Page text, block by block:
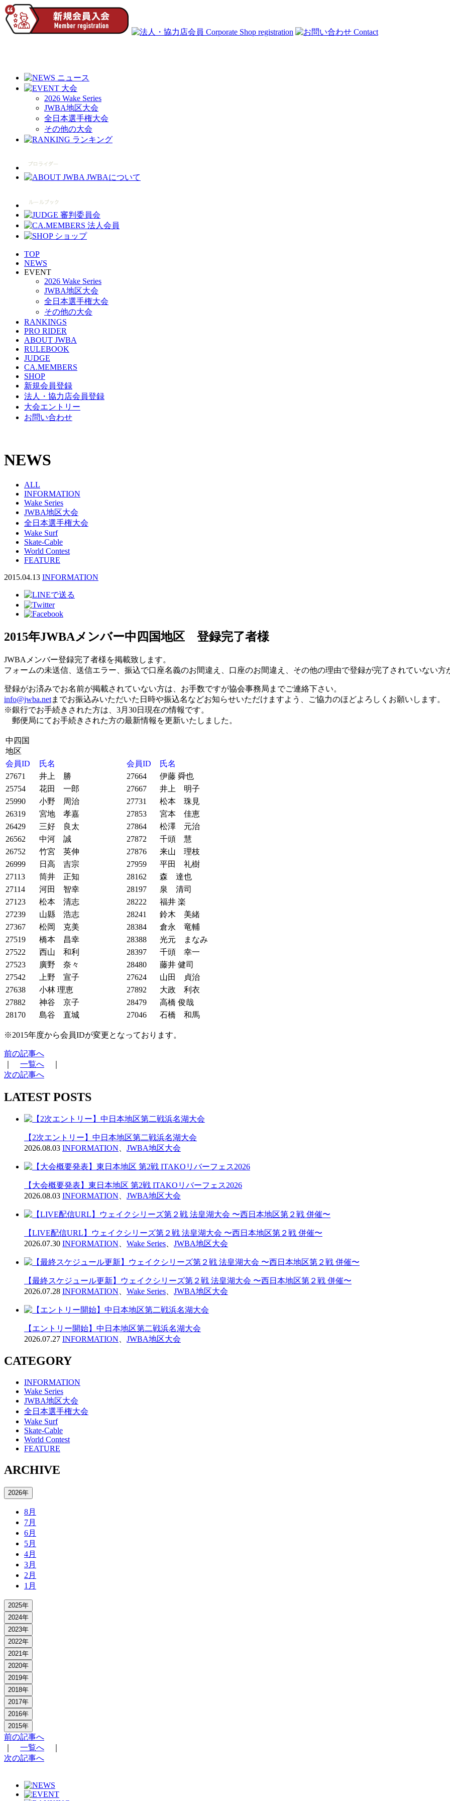
2026 Wake Series
JWBA地区大会
全日本選手権大会
その他の大会
TOP
NEWS
EVENT
2026 Wake Series
JWBA地区大会
全日本選手権大会
その他の大会
RANKINGS
PRO RIDER
ABOUT JWBA
RULEBOOK
JUDGE
CA.MEMBERS
SHOP
新規会員登録
法人・協力店会員登録
大会エントリー
お問い合わせ
NEWS
ALL
INFORMATION
Wake Series
JWBA地区大会
全日本選手権大会
Wake Surf
Skate-Cable
World Contest
FEATURE
2015.04.13 INFORMATION
2015年JWBAメンバー中四国地区 登録完了者様
JWBAメンバー登録完了者様を掲載致します。
フォームの未送信、送信エラー、振込で口座名義のお間違え、口座のお間違え、その他の理由で登録が完了されていない方
登録がお済みでお名前が掲載されていない方は、お手数ですが協会事務局までご連絡下さい。
info@jwba.netまでお振込みいただいた日時や振込名などお知らせいただけますよう、ご協力のほどよろしくお願いします。
※銀行でお手続きされた方は、3月30日現在の情報です。
郵便局にてお手続きされた方の最新情報を更新いたしました。
中四国
地区
会員ID
氏名 会員ID
氏名
27671
井上 勝 27664
伊藤 舜也
25754
花田 一郎 27667
井上 明子
25990
小野 周治 27731
松本 珠見
26319
宮地 孝嘉 27853
宮本 佳恵
26429
三好 良太 27864
松澤 元治
26562
中河 誠 27872
千頭 慧
26752
竹宮 英伸 27876
来山 理枝
26999
日高 吉宗 27959
平田 礼樹
27113
筒井 正知 28162
森 達也
27114
河田 智幸 28197
泉 清司
27123
松本 清志 28222
福井 楽
27239
山縣 浩志 28241
鈴木 美緒
27367
松岡 克美 28384
倉永 竜輔
27519
橋本 昌幸 28388
光元 まなみ
27522
西山 和利 28397
千頭 幸一
27523
廣野 奈々 28480
藤井 健司
27542
上野 宣子 27624
山田 貞治
27638
小林 理恵 27892
大政 利衣
27882
神谷 京子 28479
高橋 俊哉
28170
島谷 直城 27046 石橋 和馬
※2015年度から会員IDが変更となっております。
前の記事へ
一覧へ
次の記事へ
LATEST POSTS
【2次エントリー】中日本地区第二戦浜名湖大会
2026.08.03 INFORMATION JWBA地区大会
【大会概要発表】東日本地区 第2戦 ITAKOリバーフェス2026
2026.08.03 INFORMATION JWBA地区大会
【LIVE配信URL】ウェイクシリーズ第２戦 法皇湖大会 〜西日本地区第２戦 併催〜
2026.07.30 INFORMATION Wake Series JWBA地区大会
【最終スケジュール更新】ウェイクシリーズ第２戦 法皇湖大会 〜西日本地区第２戦 併催〜
2026.07.28 INFORMATION Wake Series JWBA地区大会
【エントリー開始】中日本地区第二戦浜名湖大会
2026.07.27 INFORMATION JWBA地区大会
CATEGORY
INFORMATION
Wake Series
JWBA地区大会
全日本選手権大会
Wake Surf
Skate-Cable
World Contest
FEATURE
ARCHIVE
2026年
8月
7月
6月
5月
4月
3月
2月
1月
2025年
2024年
2023年
2022年
2021年
2020年
2019年
2018年
2017年
2016年
2015年
前の記事へ
一覧へ
次の記事へ